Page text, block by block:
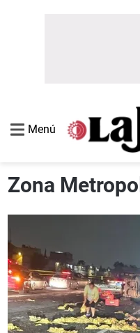
Menú
Zona